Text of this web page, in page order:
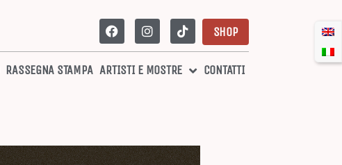
SHOP
RASSEGNA STAMPA ARTISTI E MOSTRE CONTATTI